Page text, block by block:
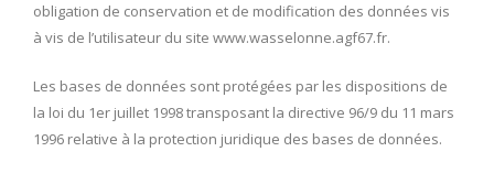
obligation de conservation et de modification des données vis
à vis de l’utilisateur du site www.wasselonne.agf67.fr.
Les bases de données sont protégées par les dispositions de
la loi du 1er juillet 1998 transposant la directive 96/9 du 11 mars
1996 relative à la protection juridique des bases de données.